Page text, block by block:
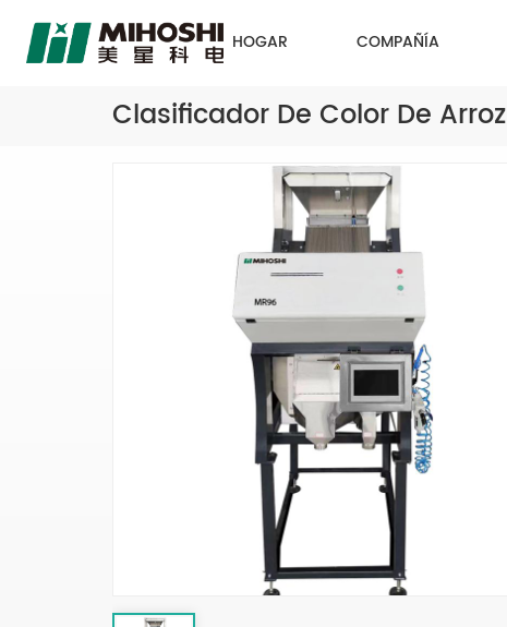
HOGAR COMPAÑÍA
Clasificador De Color De Arroz